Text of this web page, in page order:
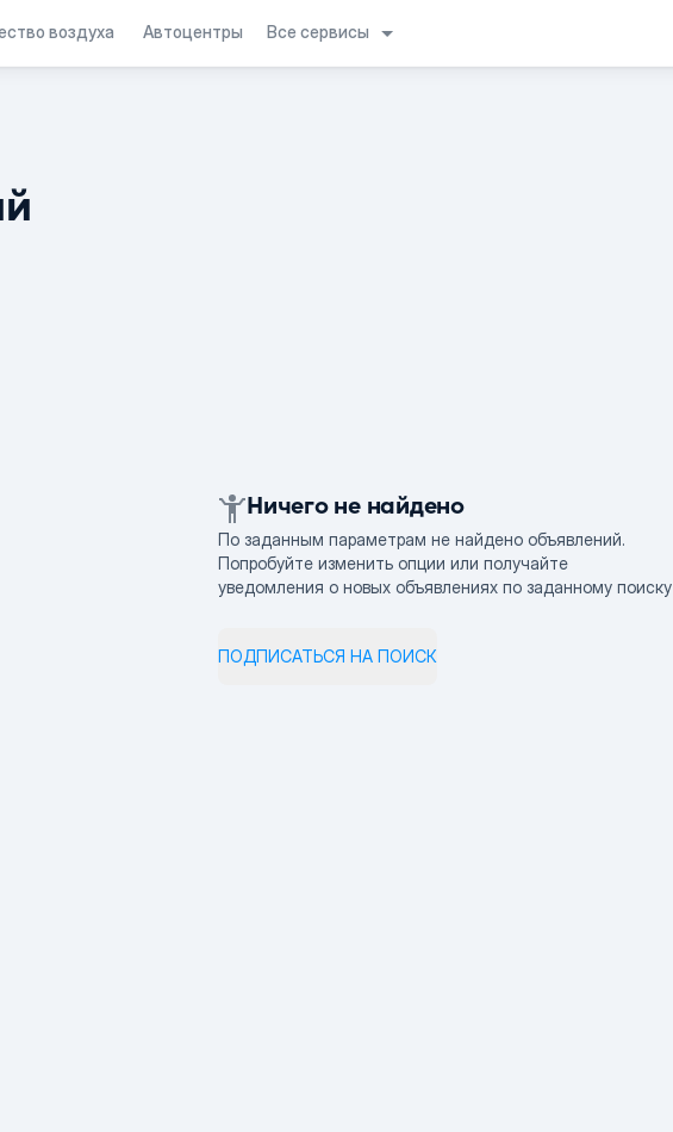
воздуха Автоцентры Все сервисы
Ничего не найдено
По заданным параметрам не найдено объявлений.
Попробуйте изменить опции или получайте
уведомления о новых объявлениях по заданному поиску
ПОДПИСАТЬСЯ НА ПОИСК